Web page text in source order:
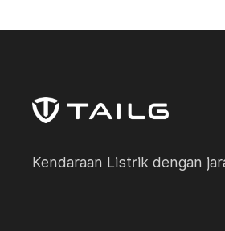
Kendaraan Listrik dengan